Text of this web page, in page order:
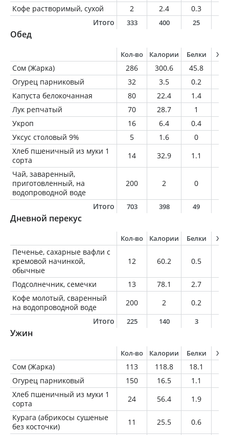
Кофе растворимый, сухой
2 2.4 0.3
Итого
333 400 25
Обед
Кол-во Калории Белки
Сом (Жарка) 286 300.6 45.8
Огурец парниковый
32 3.5 0.2
Капуста белокочанная
80 22.4 1.4
Лук репчатый
70 28.7 1
Укроп
16 6.4 0.4
Уксус столовый 9%
5 1.6 0
Хлеб пшеничный из муки 1
сорта
14 32.9 1.1
Чай, заваренный,
приготовленный, на
водопроводной воде
200 2 0
Итого 703 398 49
Дневной перекус
Кол-во Калории Белки
Печенье, сахарные вафли с
кремовой начинкой,
обычные
12 60.2 0.5
Подсолнечник, семечки 13 78.1 2.7
Кофе молотый, сваренный
на водопроводной воде
200 2 0.2
Итого
225 140 3
Ужин
Кол-во Калории Белки
Сом (Жарка) 113 118.8 18.1
Огурец парниковый
150 16.5 1.1
Хлеб пшеничный из муки 1
сорта
24 56.4 1.9
Курага (абрикосы сушеные
без косточки)
11 25.5 0.6